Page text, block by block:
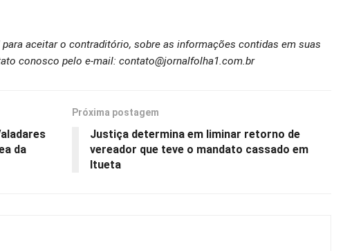
aceitar o contraditório, sobre as informações contidas em suas
conosco pelo e-mail: contato@jornalfolha1.com.br
da
Próxima postagem
Justiça determina em liminar retorno de
vereador que teve o mandato cassado em
Itueta